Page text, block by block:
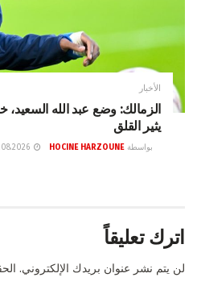
الأخبار
الزمالك: وضع عبد الله السعيد،
يثير القلق
بواسطة HOCINE HARZOUNE
اترك تعليقاً
لن يتم نشر عنوان بريدك الإلكتروني.